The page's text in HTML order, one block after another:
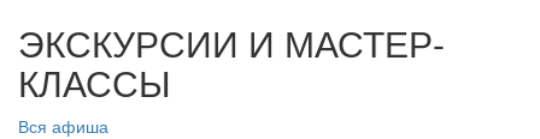
ЭКСКУРСИИ И МАСТЕР-
КЛАССЫ
Вся афиша